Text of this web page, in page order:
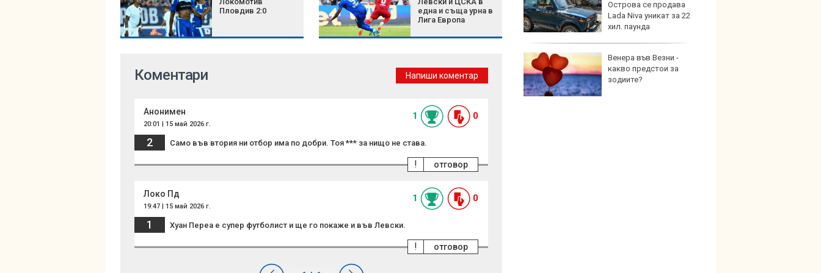
Пловдив 2:0
една и съща урна в
Лига Европа
добрият съюзник на
сърцето?
денонощен канал в
YouTube
Острова се продава
Lada Niva уникат за 22
хил. паунда
Венера във Везни -
какво предстои за
зодиите?
Коментари Напиши коментар
Анонимен
20:01 | 15 май 2026 г.
1 0
2 Само във втория ни отбор има по добри. Тоя *** за нищо не става.
отговор
!
Локо Пд
19:47 | 15 май 2026 г.
1 0
1 Хуан Переа е супер футболист и ще го покаже и във Левски.
отговор
!